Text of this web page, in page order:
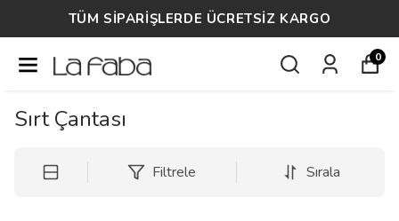
TÜM SİPARİŞLERDE ÜCRETSİZ KARGO
0
Sırt Çantası
Filtrele Sırala